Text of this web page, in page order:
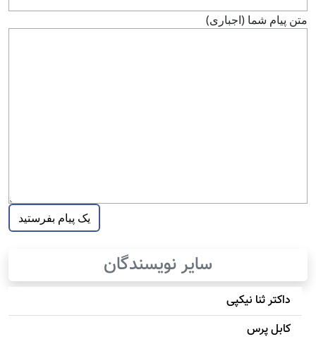
متن پيام شما (اجباری)
سایر نویسندگان
داکتر ثنا نیکپی
کابل پرس